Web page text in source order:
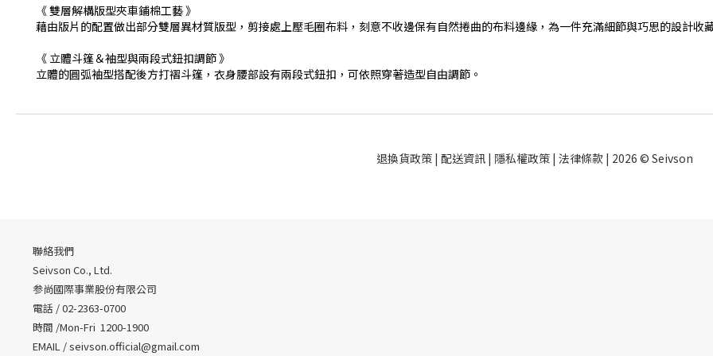
《 雙層解構版型夾車鋪棉工藝 》
藉由版片的配置做出部分雙層異材質版型，剪接處上壓毛圈布料，刻意不收邊保有自然捲曲的布料邊緣，為一件充滿細節與巧思的設計收
《 立體斗篷＆袖型與兩段式鈕扣調節 》
立體的圓弧袖型搭配後方打褶斗篷，衣身腰部設有兩段式鈕扣，可依照穿著造型自由調節。
退換貨政策 | 配送資訊 | 隱私權政策 | 法律條款 | 2026 © Seivson
聯絡我們
Seivson Co., Ltd.
参尚國際事業股份有限公司
電話 / 02-2363-0700
時間 /Mon-Fri 1200-1900
EMAIL /seivson.official@gmail.com